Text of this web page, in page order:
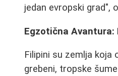
jedan evropski grad",
Egzotična Avantura:
Filipini su zemlja koja
grebeni, tropske